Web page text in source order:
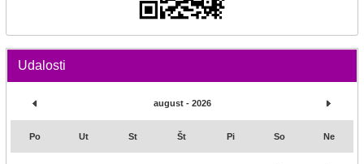
Udalosti
august - 2026
Po Ut St Št Pi So Ne